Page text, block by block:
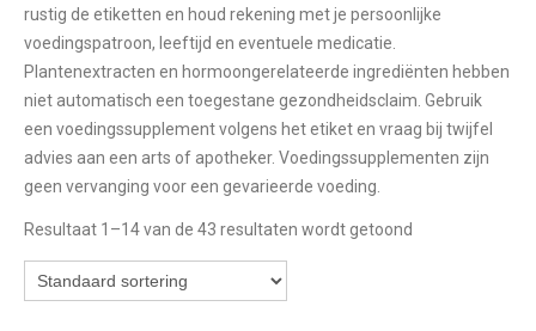
rustig de etiketten en houd rekening met je persoonlijke
voedingspatroon, leeftijd en eventuele medicatie.
Plantenextracten en hormoongerelateerde ingrediënten hebben
niet automatisch een toegestane gezondheidsclaim. Gebruik
een voedingssupplement volgens het etiket en vraag bij twijfel
advies aan een arts of apotheker. Voedingssupplementen zijn
geen vervanging voor een gevarieerde voeding.
Resultaat 1–14 van de 43 resultaten wordt getoond